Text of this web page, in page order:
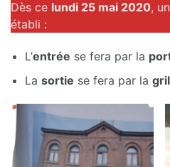
Dès ce lundi 25 mai 2020, un
établi :
L’entrée se fera par la
La sortie se fera par la